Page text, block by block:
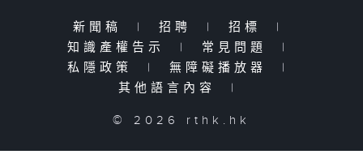
新聞稿 | 招聘 | 招標
|
知識產權告示
| 常見問題
|
私隱政策
| 無障礙播放器
|
其他語言內容
|
© 2026 rthk.hk